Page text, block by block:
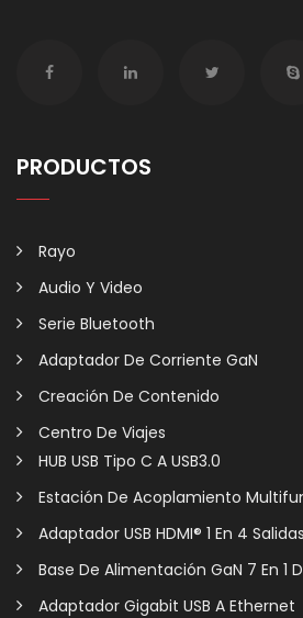
PRODUCTOS
Rayo
Audio Y Video
Serie Bluetooth
Adaptador De Corriente GaN
Creación De Contenido
Centro De Viajes
HUB USB Tipo C A USB3.0
Estación De Acoplamiento
Adaptador USB HDMI® 1 En 4 Salidas
Base De Alimentación GaN 7 En 1
Adaptador Gigabit USB A Ethernet